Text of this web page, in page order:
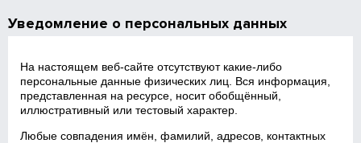
Уведомление о персональных данных
На настоящем веб‑сайте отсутствуют какие‑либо
персональные данные физических лиц. Вся информация,
представленная на ресурсе, носит обобщённый,
иллюстративный или тестовый характер.
Любые совпадения имён, фамилий, адресов, контактных